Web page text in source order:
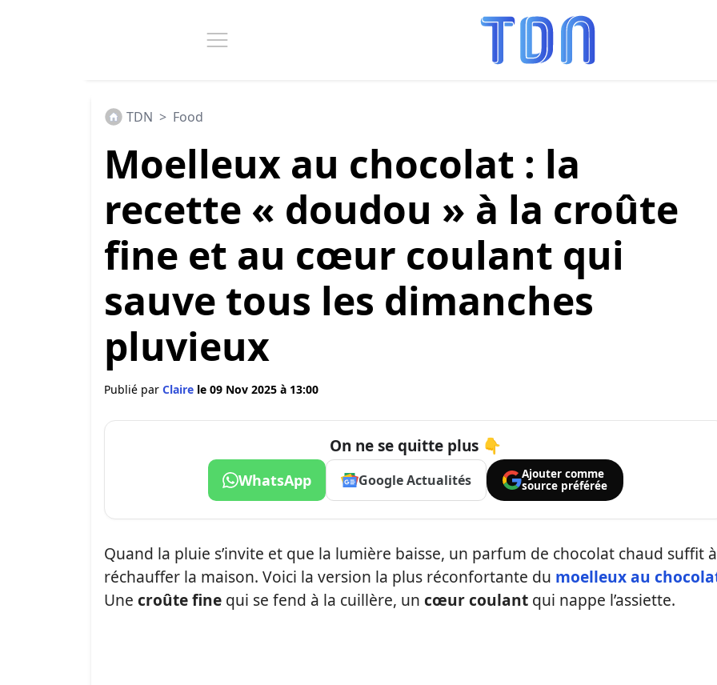
TDN > Food
Moelleux au chocolat : la
recette « doudou » à la croûte
fine et au cœur coulant qui
sauve tous les dimanches
pluvieux
Publié par Claire le 09 Nov 2025 à 13:00
On ne se quitte plus 👇
WhatsApp Google Actualités
Ajouter comme
source préférée
Quand la pluie s’invite et que la lumière baisse, un parfum de chocolat chaud suffit à
réchauffer la maison. Voici la version la plus réconfortante du moelleux au
Une croûte fine qui se fend à la cuillère, un cœur coulant qui nappe l’assiette.